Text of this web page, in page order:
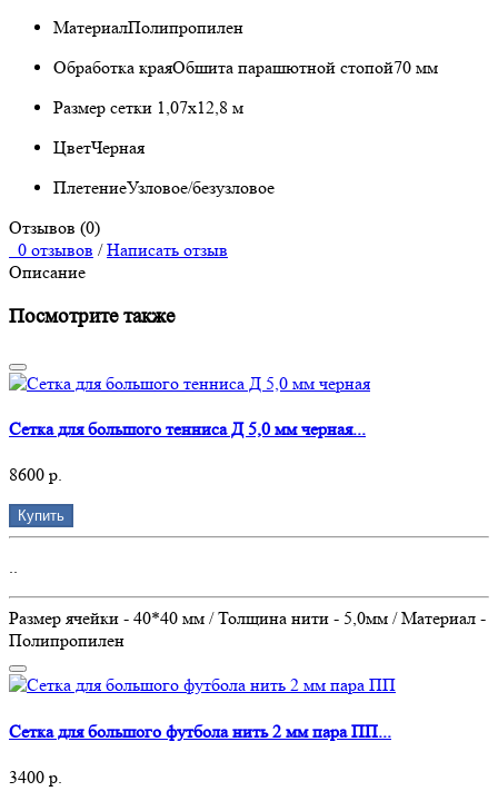
МатериалПолипропилен
Обработка краяОбшита парашютной стопой70 мм
Размер сетки 1,07х12,8 м
ЦветЧерная
ПлетениеУзловое/безузловое
Отзывов (0)
0 отзывов / Написать отзыв
Описание
Посмотрите также
Сетка для большого тенниса Д 5,0 мм черная...
8600 р.
Купить
..
Размер ячейки - 40*40 мм / Толщина нити - 5,0мм / Материал -
Полипропилен
Сетка для большого футбола нить 2 мм пара ПП...
3400 р.